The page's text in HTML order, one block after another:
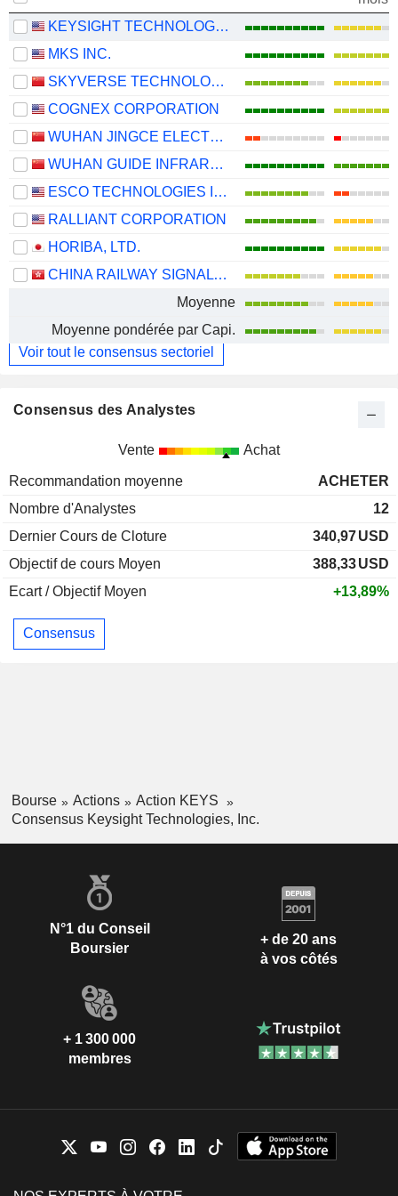
KEYSIGHT TECHNOLOGIES, INC.
MKS INC.
SKYVERSE TECHNOLOGY CO., LTD.
COGNEX CORPORATION
WUHAN JINGCE ELECTRONICS GROUP CO., LTD.
WUHAN GUIDE INFRARED CO., LTD.
ESCO TECHNOLOGIES INC.
RALLIANT CORPORATION
HORIBA, LTD.
CHINA RAILWAY SIGNAL & COMMUNICATION CORPORATION LIMITED
Moyenne
Moyenne pondérée par Capi.
Voir tout le consensus sectoriel
Consensus des Analystes
Vente Achat
Recommandation moyenne
ACHETER
Nombre d'Analystes
12
Dernier Cours de Cloture
340,97USD
Objectif de cours Moyen
388,33USD
Ecart / Objectif Moyen
+13,89%
Consensus
Bourse Actions
Action KEYS
Consensus Keysight Technologies, Inc.
N°1 du Conseil
Boursier
+ de 20 ans
à vos côtés
+ 1 300 000
membres